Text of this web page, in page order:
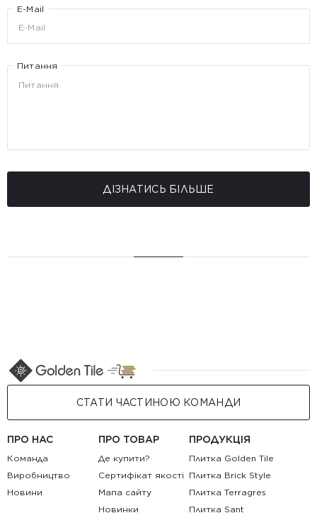
E-Mail
Питання
ДІЗНАТИСЬ БІЛЬШЕ
СТАТИ ЧАСТИНОЮ КОМАНДИ
ПРО НАС
Команда
Виробництво
Новини
ПРО ТОВАР
Де купити?
Сертифікат якості
Мапа сайту
Новинки
ПРОДУКЦІЯ
Плитка Golden Tile
Плитка Brick Style
Плитка Terragres
Плитка Sant